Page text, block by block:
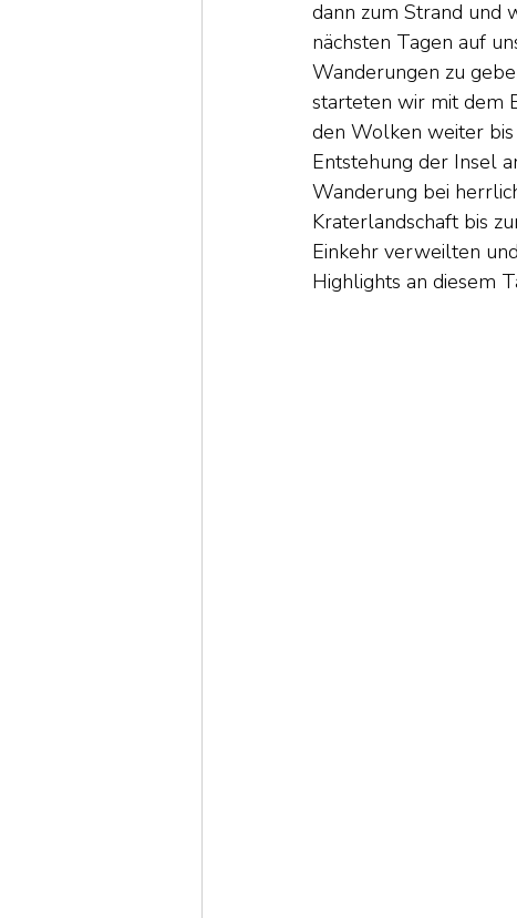
dann zum Strand und
nächsten Tagen auf
Wanderungen zu
starteten wir mit dem
den Wolken weiter
Entstehung der Insel
Wanderung bei
Kraterlandschaft bis
Einkehr verweilten
Highlights an diesem